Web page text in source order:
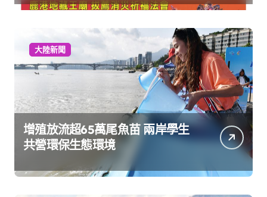
大陸新聞
增殖放流超65萬尾魚苗 兩岸學生
共營環保生態環境